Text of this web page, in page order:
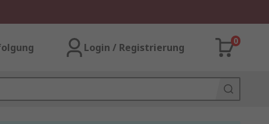
Login / Registrierung
0